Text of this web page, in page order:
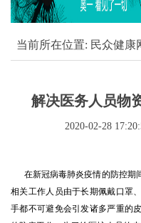
当前所在位置: 民众健康
解决医务人员物
2020-02-28
在新冠病毒肺炎疫情的防控期
相关工作人员由于长期佩戴口罩
手都不可避免会引发诸多严重的